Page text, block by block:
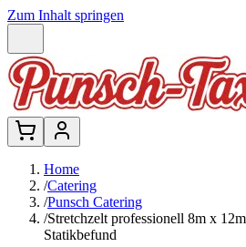
Zum Inhalt springen
Home
/Catering
/Punsch Catering
/Stretchzelt professionell 8m x
Statikbefund